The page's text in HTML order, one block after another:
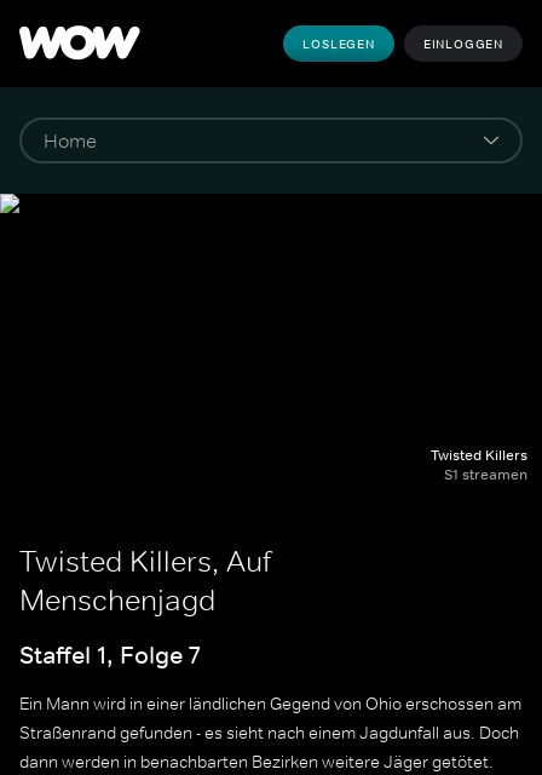
LOSLEGEN EINLOGGEN
Twisted Killers
S1 streamen
Twisted Killers, Auf
Menschenjagd
Staffel 1, Folge 7
Ein Mann wird in einer ländlichen Gegend von Ohio erschossen am
Straßenrand gefunden - es sieht nach einem Jagdunfall aus. Doch
dann werden in benachbarten Bezirken weitere Jäger getötet.